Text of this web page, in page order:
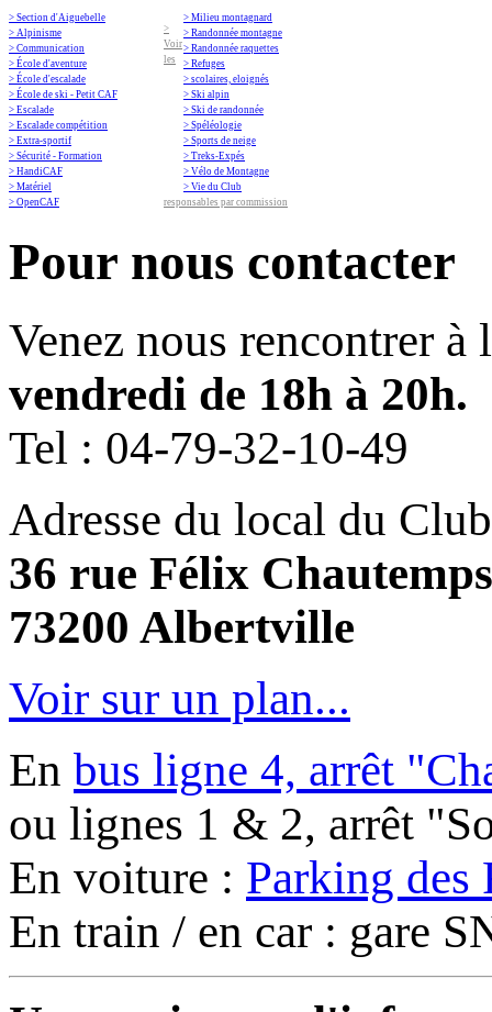
> Section d'Aiguebelle
> Alpinisme
> Communication
> École d'aventure
> École d'escalade
> École de ski - Petit CAF
> Escalade
> Escalade compétition
> Extra-sportif
> Sécurité - Formation
> HandiCAF
> Matériel
> OpenCAF
> Milieu montagnard
> Randonnée montagne
> Randonnée raquettes
> Refuges
> scolaires, eloignés
> Ski alpin
> Ski de randonnée
> Spéléologie
> Sports de neige
> Treks-Expés
> Vélo de Montagne
> Vie du Club
>
Voir
les
responsables par commission
Pour nous contacter
Venez nous rencontrer à
vendredi de 18h à 20h.
Tel : 04-79-32-10-49
Adresse du local du
36 rue Félix Chautemps
73200 Albertville
Voir sur un plan...
En bus ligne 4, arrêt
ou lignes 1 & 2, arrêt
En voiture : Parking des
En train / en car : gare